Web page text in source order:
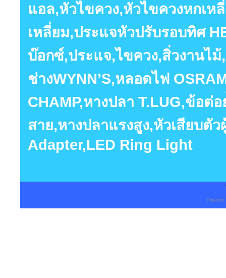
แอล,หัวไขควง,หัวไขควงหกเห
เหลี่ยม,ประแจหัวปรับรอบทิศ
บ๊อกซ์,ประแจ,ไขควง,สิ่วงานไม้
ช่างWYNN’S,หลอดไฟ
CHAMP,หางปลา T.LUG,ข้อ
สาย,หางปลาแรงสูง,หัวเสียบตั
Adapter,LED Ring Light